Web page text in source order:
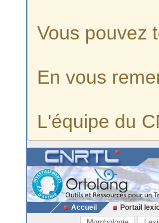
Vous pouvez
En vous
L'équipe du
Accueil Portail